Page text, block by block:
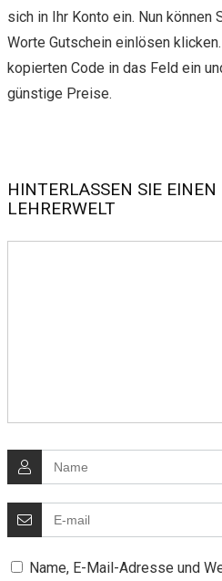
sich in Ihr Konto ein. Nun können
Worte Gutschein einlösen
kopierten Code in das Feld ein
günstige Preise.
HINTERLASSEN SIE
LEHRERWELT
Name, E-Mail-Adresse und